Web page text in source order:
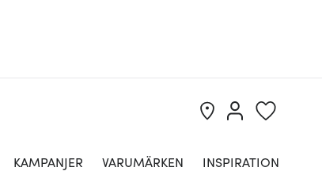
KAMPANJER VARUMÄRKEN INSPIRATION